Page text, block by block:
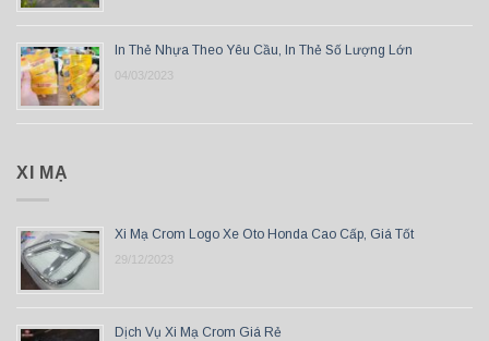
In Thẻ Nhựa Theo Yêu Cầu, In Thẻ Số Lượng Lớn
04/03/2023
XI MẠ
Xi Mạ Crom Logo Xe Oto Honda Cao Cấp, Giá Tốt
29/12/2023
Dịch Vụ Xi Mạ Crom Giá Rẻ